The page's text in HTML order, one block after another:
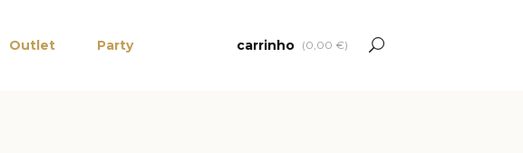
Outlet Party carrinho (0,00 €)